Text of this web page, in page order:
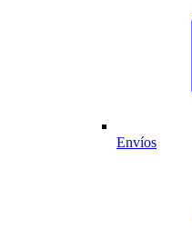
Envíos